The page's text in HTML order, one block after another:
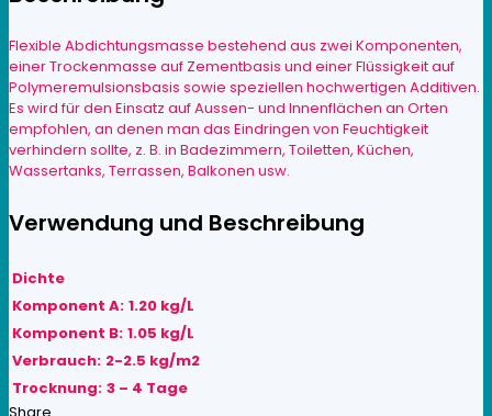
Flexible Abdichtungsmasse bestehend aus zwei Komponenten,
einer Trockenmasse auf Zementbasis und einer Flüssigkeit auf
Polymeremulsionsbasis sowie speziellen hochwertigen Additiven.
Es wird für den Einsatz auf Aussen- und Innenflächen an Orten
empfohlen, an denen man das Eindringen von Feuchtigkeit
verhindern sollte, z. B. in Badezimmern, Toiletten, Küchen,
Wassertanks, Terrassen, Balkonen usw.
Verwendung und Beschreibung
Dichte
Komponent A: 1.20 kg/L
Komponent B: 1.05 kg/L
Verbrauch: 2-2.5 kg/m2
Trocknung: 3 – 4 Tage
Share